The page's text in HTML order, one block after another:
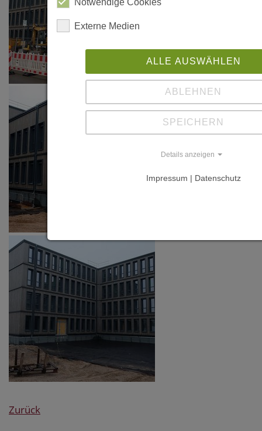
Zurück
Externe Medien
ALLE AUSWÄHLEN
ABLEHNEN
SPEICHERN
Details anzeigen
Impressum | Datenschutz